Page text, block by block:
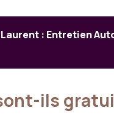
: Entretien
ils